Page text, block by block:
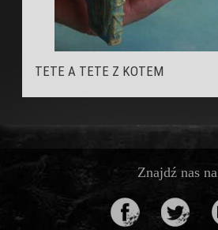
TETE A TETE Z KOTEM
Znajdź nas na